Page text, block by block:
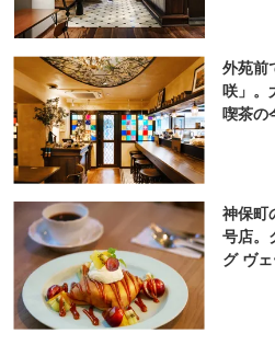
外苑前
咲」。
喫茶の
神保町
号店。
グ ヴェ